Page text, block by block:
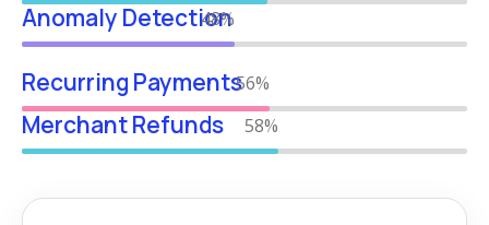
Anomaly Detection
Recurring Payments
Merchant Refunds